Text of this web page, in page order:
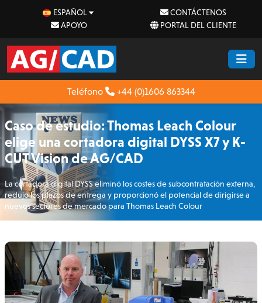
ESPAÑOL
CONTÁCTENOS
APOYO
PORTAL DEL CLIENTE
Teléfono +44 (0)1606 863344
Caso de estudio: Thomas Leach Colour
elige una cortadora digital DYSS X7 y K-
CUT Vision de AG/CAD
La cortadora digital DYSS eliminó los costes de subcontratación externa,
redujo los plazos de entrega y proporcionó el potencial de dirigirse a
nuevos sectores de mercado para Thomas Leach Colour